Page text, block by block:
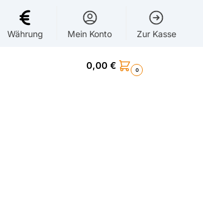
Währung Mein Konto Zur Kasse
0,00 € 0